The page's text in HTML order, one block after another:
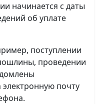
начинается с даты
об уплате
поступлении
проведении
почту